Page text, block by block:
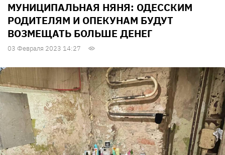
МУНИЦИПАЛЬНАЯ НЯНЯ: ОДЕССКИМ
РОДИТЕЛЯМ И ОПЕКУНАМ БУДУТ
ВОЗМЕЩАТЬ БОЛЬШЕ ДЕНЕГ
03 Февраля 2023 14:27